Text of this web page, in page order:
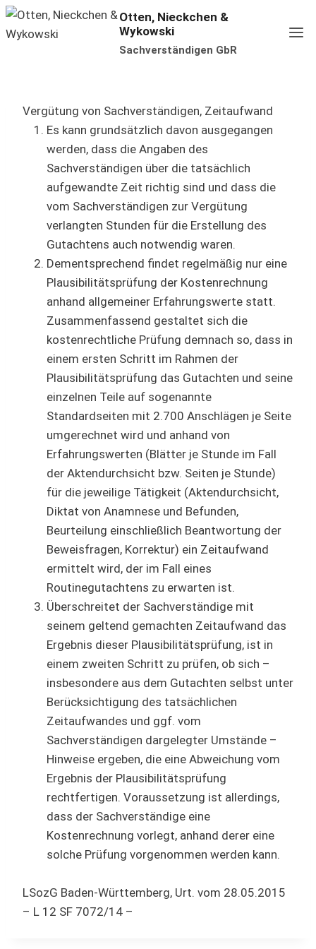
Zum
Inhalt
Otten, Nieckchen &
Wykowski
Sachverständigen GbR
Vergütung von Sachverständigen, Zeitaufwand
Es kann grundsätzlich davon ausgegangen
werden, dass die Angaben des
Sachverständigen über die tatsächlich
aufgewandte Zeit richtig sind und dass die
vom Sachverständigen zur Vergütung
verlangten Stunden für die Erstellung des
Gutachtens auch notwendig waren.
Dementsprechend findet regelmäßig nur eine
Plausibilitätsprüfung der Kostenrechnung
anhand allgemeiner Erfahrungswerte statt.
Zusammenfassend gestaltet sich die
kostenrechtliche Prüfung demnach so, dass in
einem ersten Schritt im Rahmen der
Plausibilitätsprüfung das Gutachten und seine
einzelnen Teile auf sogenannte
Standardseiten mit 2.700 Anschlägen je Seite
umgerechnet wird und anhand von
Erfahrungswerten (Blätter je Stunde im Fall
der Aktendurchsicht bzw. Seiten je Stunde)
für die jeweilige Tätigkeit (Aktendurchsicht,
Diktat von Anamnese und Befunden,
Beurteilung einschließlich Beantwortung der
Beweisfragen, Korrektur) ein Zeitaufwand
ermittelt wird, der im Fall eines
Routinegutachtens zu erwarten ist.
Überschreitet der Sachverständige mit
seinem geltend gemachten Zeitaufwand das
Ergebnis dieser Plausibilitätsprüfung, ist in
einem zweiten Schritt zu prüfen, ob sich –
insbesondere aus dem Gutachten selbst unter
Berücksichtigung des tatsächlichen
Zeitaufwandes und ggf. vom
Sachverständigen dargelegter Umstände –
Hinweise ergeben, die eine Abweichung vom
Ergebnis der Plausibilitätsprüfung
rechtfertigen. Voraussetzung ist allerdings,
dass der Sachverständige eine
Kostenrechnung vorlegt, anhand derer eine
solche Prüfung vorgenommen werden kann.
LSozG Baden-Württemberg, Urt. vom 28.05.2015
– L 12 SF 7072/14 –